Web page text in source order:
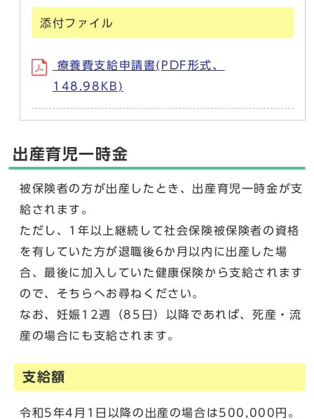
添付ファイル
療養費支給申請書(PDF形式、
148.98KB)
出産育児一時金
被保険者の方が出産したとき、出産育児一時金が支
給されます。
ただし、1年以上継続して社会保険被保険者の資格
を有していた方が退職後6か月以内に出産した場
合、最後に加入していた健康保険から支給されます
ので、そちらへお尋ねください。
なお、妊娠12週（85日）以降であれば、死産・流
産の場合にも支給されます。
支給額
令和5年4月1日以降の出産の場合は500,000円。